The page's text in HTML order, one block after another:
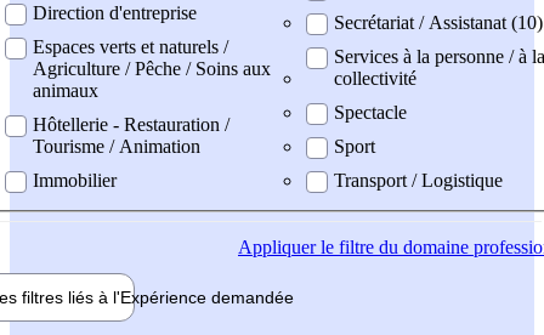
Direction d'entreprise
Espaces verts et naturels /
Agriculture / Pêche / Soins aux
animaux
Hôtellerie - Restauration /
Tourisme / Animation
Immobilier
Secrétariat / Assistanat (10)
Services à la personne / à la
collectivité
Spectacle
Sport
Transport / Logistique
Appliquerle filtre du domaine
filtres liés à l'Expérience demandée